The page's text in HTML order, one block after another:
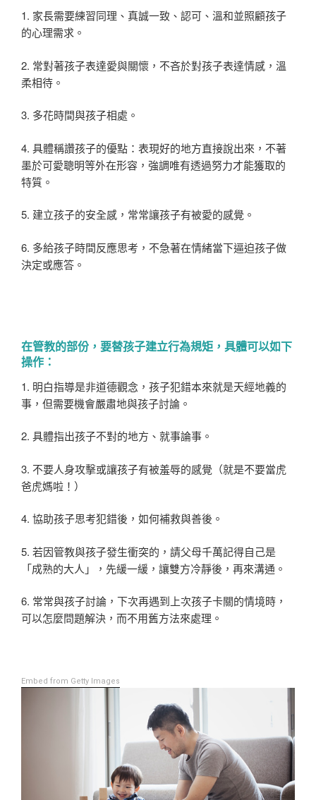
1. 家長需要練習同理、真誠一致、認可、溫和並照顧孩子
的心理需求。
2. 常對著孩子表達愛與關懷，不吝於對孩子表達情感，溫
柔相待。
3. 多花時間與孩子相處。
4. 具體稱讚孩子的優點：表現好的地方直接說出來，不著
墨於可愛聰明等外在形容，強調唯有透過努力才能獲取的
特質。
5. 建立孩子的安全感，常常讓孩子有被愛的感覺。
6. 多給孩子時間反應思考，不急著在情緒當下逼迫孩子做
決定或應答。
在管教的部份，要替孩子建立行為規矩，具體可以如下
操作：
1. 明白指導是非道德觀念，孩子犯錯本來就是天經地義的
事，但需要機會嚴肅地與孩子討論。
2. 具體指出孩子不對的地方、就事論事。
3. 不要人身攻擊或讓孩子有被羞辱的感覺（就是不要當虎
爸虎媽啦！）
4. 協助孩子思考犯錯後，如何補救與善後。
5. 若因管教與孩子發生衝突的，請父母千萬記得自己是
「成熟的大人」，先緩一緩，讓雙方冷靜後，再來溝通。
6. 常常與孩子討論，下次再遇到上次孩子卡關的情境時，
可以怎麼問題解決，而不用舊方法來處理。
Embed from Getty Images